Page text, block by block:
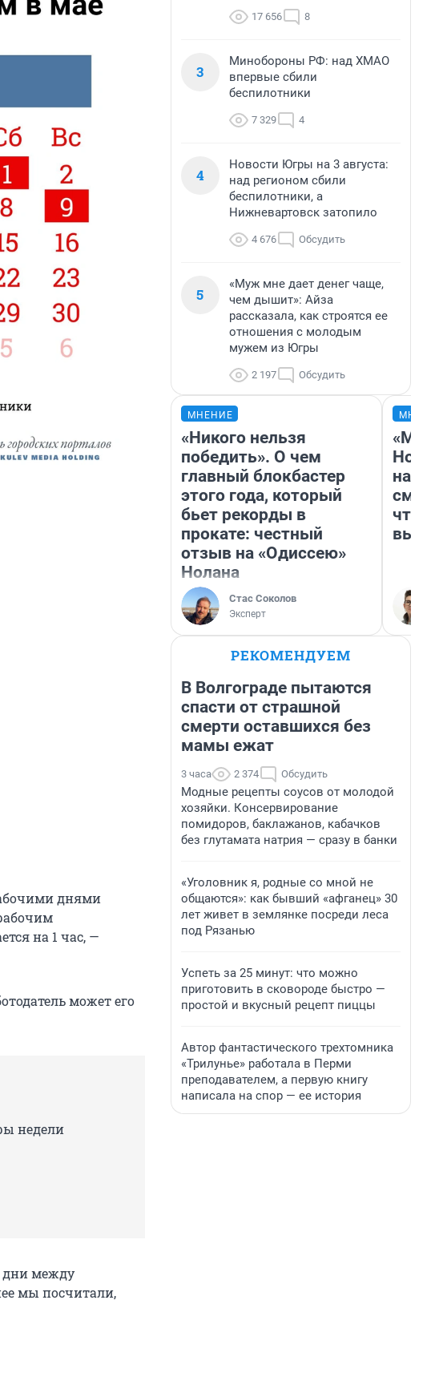
днями
на 1 час, —
может его
недели
дни между
мы посчитали,
17 656 8
3
Минобороны РФ: над ХМАО
впервые сбили
беспилотники
7 329 4
4
Новости Югры на 3 августа:
над регионом сбили
беспилотники, а
Нижневартовск затопило
4 676 Обсудить
5
«Муж мне дает денег чаще,
чем дышит»: Айза
рассказала, как строятся ее
отношения с молодым
мужем из Югры
2 197 Обсудить
МНЕНИЕ
«Никого нельзя
победить». О чем
главный блокбастер
этого года, который
бьет рекорды в
прокате: честный
отзыв на «Одиссею»
Нолана
Стас Соколов
Эксперт
«Мы
РЕКОМЕНДУЕМ
В Волгограде пытаются
спасти от страшной
смерти оставшихся без
мамы ежат
3 часа 2 374 Обсудить
Модные рецепты соусов от молодой
хозяйки. Консервирование
помидоров, баклажанов, кабачков
без глутамата натрия — сразу в банки
«Уголовник я, родные со мной не
общаются»: как бывший «афганец» 30
лет живет в землянке посреди леса
под Рязанью
Успеть за 25 минут: что можно
приготовить в сковороде быстро —
простой и вкусный рецепт пиццы
Автор фантастического трехтомника
«Трилунье» работала в Перми
преподавателем, а первую книгу
написала на спор — ее история